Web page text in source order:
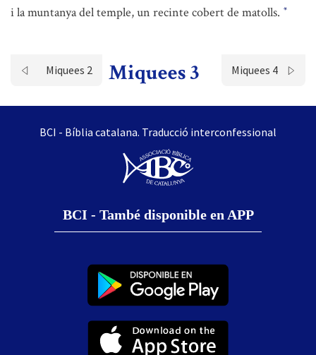
i la muntanya del temple, un recinte cobert de matolls. *
Miquees 2 Miquees 3 Miquees 4
BCI - Bíblia catalana. Traducció interconfessional
BCI - També disponible en APP